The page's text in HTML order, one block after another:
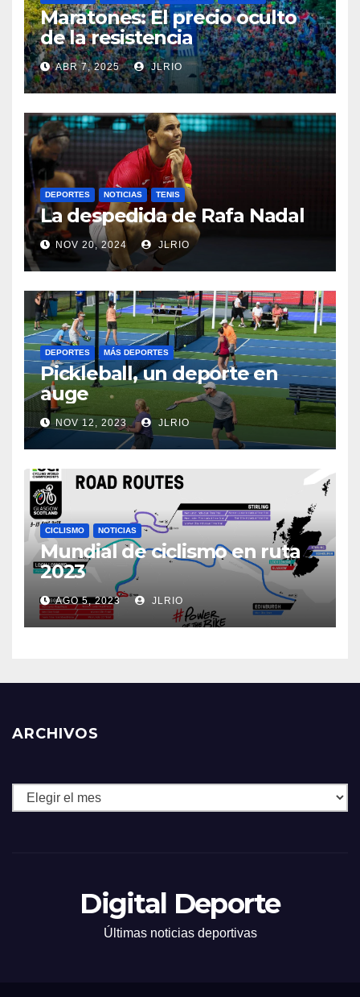
Maratones: El precio oculto
de la resistencia
ABR 7, 2025 JLRIO
DEPORTES NOTICIAS TENIS
La despedida de Rafa Nadal
NOV 20, 2024 JLRIO
DEPORTES MÁS DEPORTES
Pickleball, un deporte en
auge
NOV 12, 2023 JLRIO
CICLISMO NOTICIAS
Mundial de ciclismo en ruta
2023
AGO 5, 2023 JLRIO
ARCHIVOS
Archivos
Digital Deporte
Últimas noticias deportivas